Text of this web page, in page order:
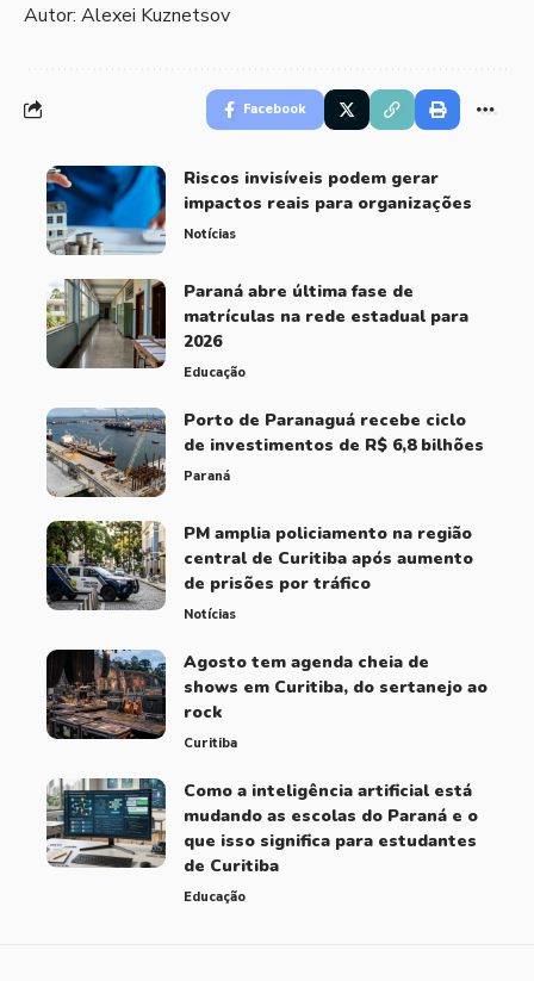
Autor: Alexei Kuznetsov
Facebook
Riscos invisíveis podem gerar
impactos reais para organizações
Notícias
Paraná abre última fase de
matrículas na rede estadual para
2026
Educação
Porto de Paranaguá recebe ciclo
de investimentos de R$ 6,8 bilhões
Paraná
PM amplia policiamento na região
central de Curitiba após aumento
de prisões por tráfico
Notícias
Agosto tem agenda cheia de
shows em Curitiba, do sertanejo ao
rock
Curitiba
Como a inteligência artificial está
mudando as escolas do Paraná e o
que isso significa para estudantes
de Curitiba
Educação